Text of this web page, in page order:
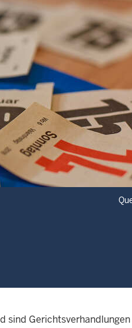
sind Gerichtsverhandlungen